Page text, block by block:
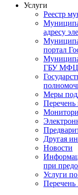
Услуги
Реестр
адресу
портал
ГБУ МФЦ
Меры
Перечень
Другая
Новости
при
Услуги